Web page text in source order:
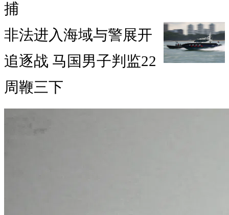
捕
非法进入海域与警展开
追逐战 马国男子判监22
周鞭三下